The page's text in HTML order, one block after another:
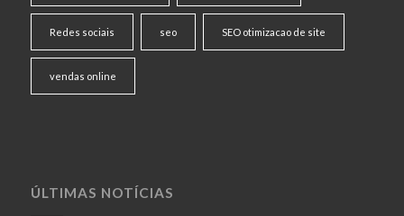
Redes sociais seo SEO otimizacao de site
vendas online
ÚLTIMAS NOTÍCIAS